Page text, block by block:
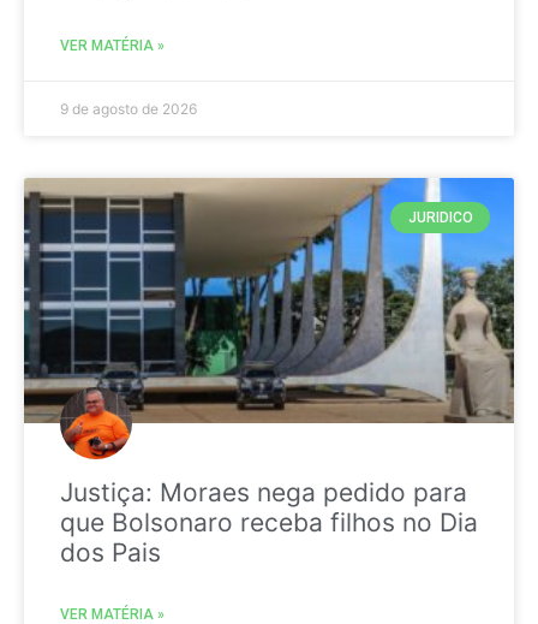
VER MATÉRIA »
9 de agosto de 2026
JURIDICO
Justiça: Moraes nega pedido para
que Bolsonaro receba filhos no Dia
dos Pais
VER MATÉRIA »